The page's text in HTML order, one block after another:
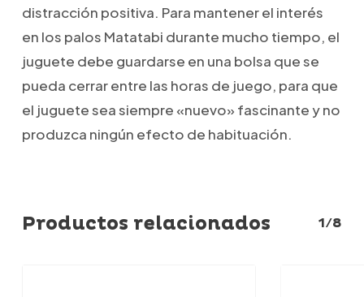
distracción positiva. Para mantener el interés
en los palos Matatabi durante mucho tiempo, el
juguete debe guardarse en una bolsa que se
pueda cerrar entre las horas de juego, para que
el juguete sea siempre «nuevo» fascinante y no
produzca ningún efecto de habituación.
Productos relacionados 1/8